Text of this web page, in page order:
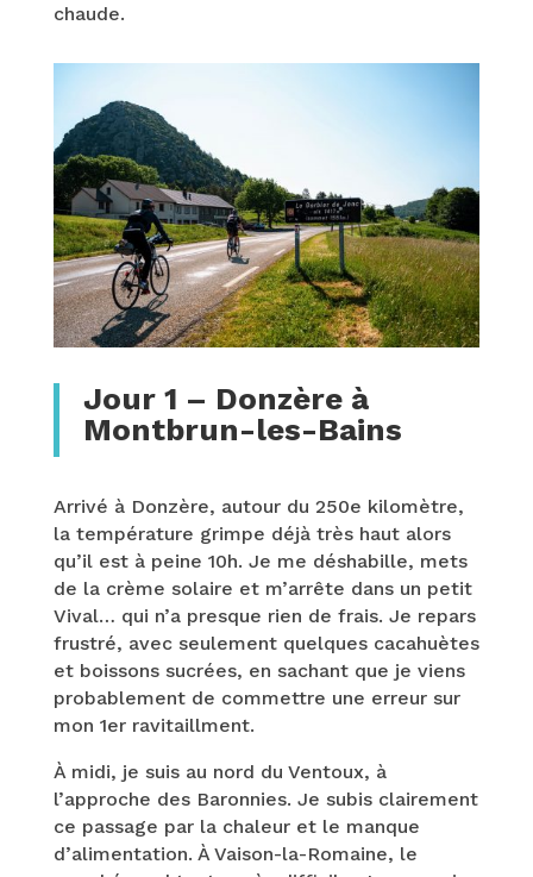
chaude.
Jour 1 – Donzère à
Montbrun-les-Bains
Arrivé à Donzère, autour du 250e kilomètre,
la température grimpe déjà très haut alors
qu’il est à peine 10h. Je me déshabille, mets
de la crème solaire et m’arrête dans un petit
Vival… qui n’a presque rien de frais. Je repars
frustré, avec seulement quelques cacahuètes
et boissons sucrées, en sachant que je viens
probablement de commettre une erreur sur
mon 1er ravitaillment.
À midi, je suis au nord du Ventoux, à
l’approche des Baronnies. Je subis clairement
ce passage par la chaleur et le manque
d’alimentation. À Vaison-la-Romaine, le